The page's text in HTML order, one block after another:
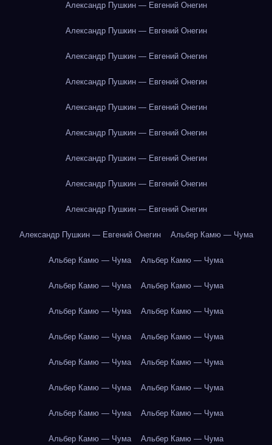
Александр Пушкин — Евгений Онегин
Александр Пушкин — Евгений Онегин
Александр Пушкин — Евгений Онегин
Александр Пушкин — Евгений Онегин
Александр Пушкин — Евгений Онегин
Александр Пушкин — Евгений Онегин
Александр Пушкин — Евгений Онегин
Александр Пушкин — Евгений Онегин
Александр Пушкин — Евгений Онегин
Александр Пушкин — Евгений Онегин Альбер Камю — Чума
Альбер Камю — Чума Альбер Камю — Чума
Альбер Камю — Чума Альбер Камю — Чума
Альбер Камю — Чума Альбер Камю — Чума
Альбер Камю — Чума Альбер Камю — Чума
Альбер Камю — Чума Альбер Камю — Чума
Альбер Камю — Чума Альбер Камю — Чума
Альбер Камю — Чума Альбер Камю — Чума
Альбер Камю — Чума Альбер Камю — Чума